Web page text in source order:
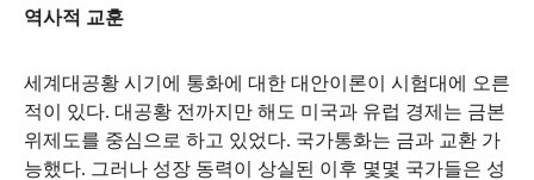
역사적 교훈
세계대공황 시기에 통화에 대한 대안이론이 시험대에 오른
적이 있다. 대공황 전까지만 해도 미국과 유럽 경제는 금본
위제도를 중심으로 하고 있었다. 국가통화는 금과 교환 가
능했다. 그러나 성장 동력이 상실된 이후 몇몇 국가들은 성